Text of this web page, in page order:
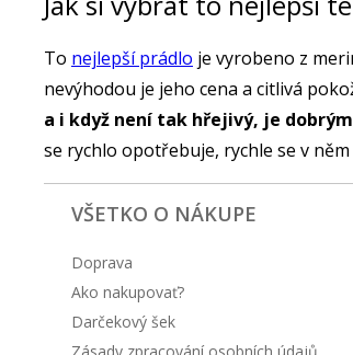
To nejlepší prádlo je vyrobeno z
nevýhodou je jeho cena a citlivá
a i když není tak hřejivý, je
se rychlo opotřebuje, rychle se v
VŠETKO O NÁKUPE
Doprava
Ako nakupovať?
Darčekový šek